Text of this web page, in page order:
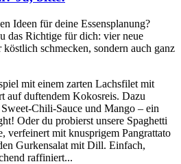
Ideen für deine Essensplanung?
das Richtige für dich: vier neue
schmecken, sondern auch ganz
mit einem zarten Lachsfilet mit
auf duftendem Kokosreis. Dazu
Chili-Sauce und Mango – ein
Oder du probierst unsere Spaghetti
verfeinert mit knusprigem Pangrattato
Gurkensalat mit Dill. Einfach,
raffiniert...